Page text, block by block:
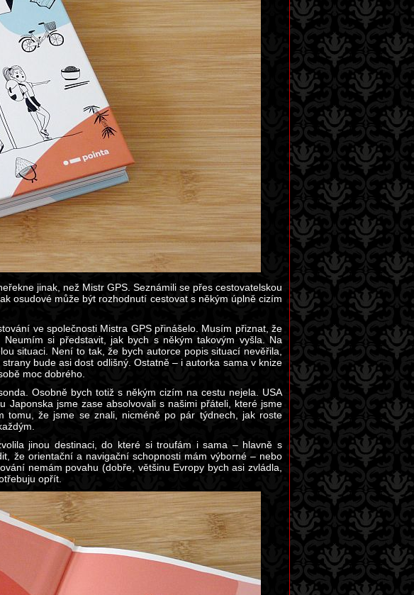
jinak, než Mistr GPS. Seznámili se přes cestovatelskou
osudové může být rozhodnutí cestovat s někým úplně cizím
ve společnosti Mistra GPS přinášelo. Musím přiznat, že
si představit, jak bych s někým takovým vyšla. Na
situaci. Není to tak, že bych autorce popis situací nevěřila,
bude asi dost odlišný. Ostatně – i autorka sama v knize
moc dobrého.
Osobně bych totiž s někým cizím na cestu nejela. USA
Japonska jsme zase absolvovali s našimi přáteli, které jsme
tomu, že jsme se znali, nicméně po pár týdnech, jak roste
jinou destinaci, do které si troufám i sama – hlavně s
že orientační a navigační schopnosti mám výborné – nebo
nemám povahu (dobře, většinu Evropy bych asi zvládla,
opřít.